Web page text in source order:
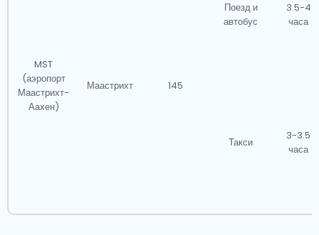
MST
(аэропорт
Маастрихт-
Аахен)
Маастрихт 145
Поезд и
автобус
3.5-4
часа
Такси
3-3.5
часа